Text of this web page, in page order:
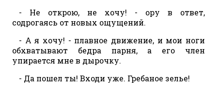
- Не открою, не хочу! - ору в ответ,
содрогаясь от новых ощущений.
- А я хочу! - плавное движение, и мои ноги
обхватывают бедра парня, а его член
упирается мне в дырочку.
- Да пошел ты! Входи уже. Гребаное зелье!